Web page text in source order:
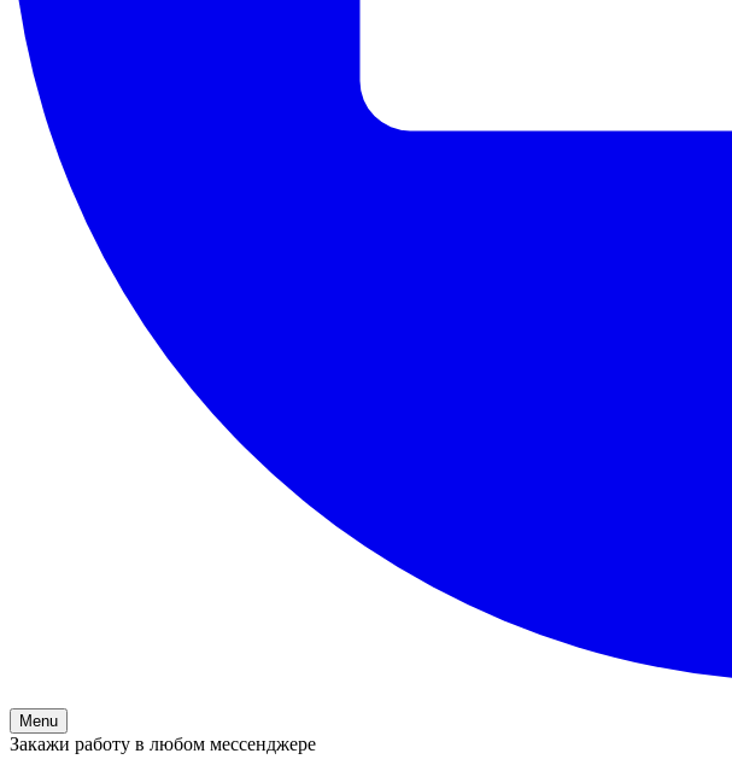
Menu
Закажи работу в любом мессенджере